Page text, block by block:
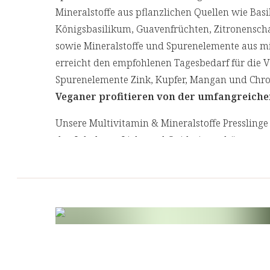
Mineralstoffe aus pflanzlichen Quellen wie
Königsbasilikum, Guavenfrüchten,
sowie Mineralstoffe und Spurenelemente aus
erreicht den empfohlenen Tagesbedarf für die
Spurenelemente Zink, Kupfer, Mangan und
Veganer profitieren von der
Unsere Multivitamin & Mineralstoffe
den Inhalt vor Licht und Oxidation schützen
Zutaten